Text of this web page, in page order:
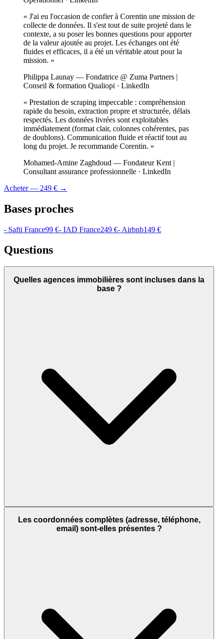
« J'ai eu l'occasion de confier à Corentin une mission de
collecte de données. Il s'est tout de suite projeté dans le
contexte, a su poser les bonnes questions pour apporter
de la valeur ajoutée au projet. Les échanges ont été
fluides et efficaces, il a été un véritable atout pour la
mission. »
Philippa Launay — Fondatrice @ Zuma Partners |
Conseil & formation Qualiopi · LinkedIn
« Prestation de scraping impeccable : compréhension
rapide du besoin, extraction propre et structurée, délais
respectés. Les données livrées sont exploitables
immédiatement (format clair, colonnes cohérentes, pas
de doublons). Communication fluide et réactif tout au
long du projet. Je recommande Corentin. »
Mohamed-Amine Zaghdoud — Fondateur Kent |
Consultant assurance professionnelle · LinkedIn
Acheter — 249 € →
Bases proches
- Safti France99 €- IAD France249 €- Airbnb149 €
Questions
Quelles agences immobilières sont incluses dans la
base ?
Les coordonnées complètes (adresse, téléphone,
email) sont-elles présentes ?